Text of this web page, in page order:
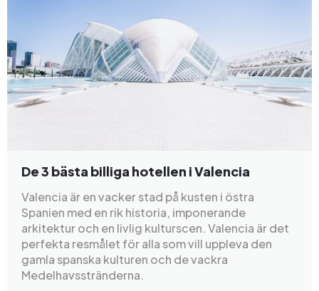
De 3 bästa billiga hotellen i Valencia
Valencia är en vacker stad på kusten i östra
Spanien med en rik historia, imponerande
arkitektur och en livlig kulturscen. Valencia är det
perfekta resmålet för alla som vill uppleva den
gamla spanska kulturen och de vackra
Medelhavsstränderna.